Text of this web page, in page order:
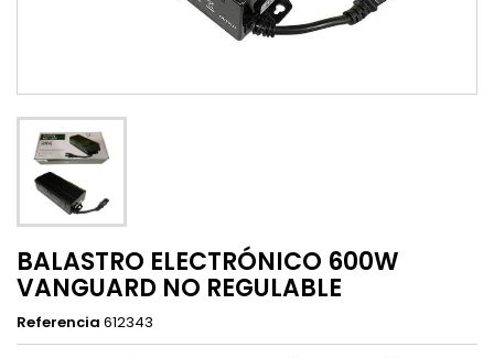
BALASTRO ELECTRÓNICO 600W
VANGUARD NO REGULABLE
Referencia 612343